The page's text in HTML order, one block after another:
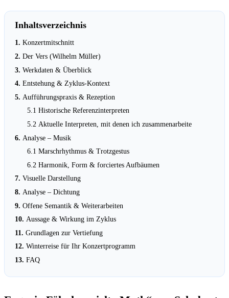
Inhaltsverzeichnis
Konzertmitschnitt
Der Vers (Wilhelm Müller)
Werkdaten & Überblick
Entstehung & Zyklus-Kontext
Aufführungspraxis & Rezeption
Historische Referenzinterpreten
Aktuelle Interpreten, mit denen ich zusammenarbeite
Analyse – Musik
Marschrhythmus & Trotzgestus
Harmonik, Form & forciertes Aufbäumen
Visuelle Darstellung
Analyse – Dichtung
Offene Semantik & Weiterarbeiten
Aussage & Wirkung im Zyklus
Grundlagen zur Vertiefung
Winterreise für Ihr Konzertprogramm
FAQ